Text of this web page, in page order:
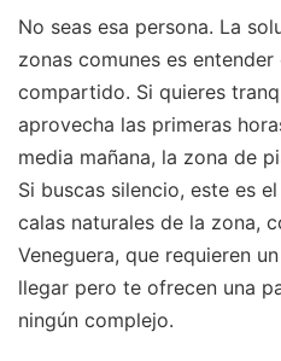
No seas esa persona. La
zonas comunes es
compartido. Si quieres
aprovecha las primeras
media mañana, la zona de
Si buscas silencio, este es
calas naturales de la zona,
Veneguera, que requieren
llegar pero te ofrecen una
ningún complejo.